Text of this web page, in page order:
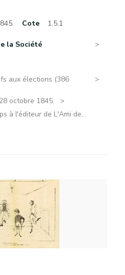
Cote 1.5.1
la Société
aux élections (386
octobre 1845.
à l'éditeur de L'Ami de...